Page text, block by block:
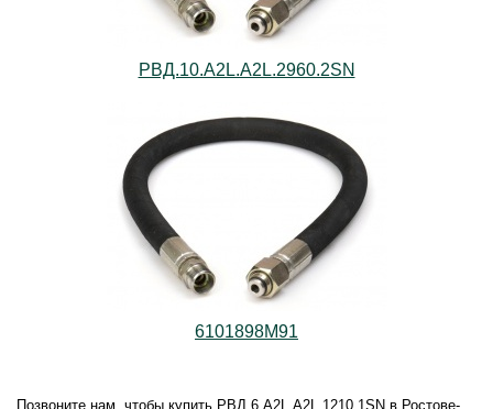
РВД.10.А2L.А2L.2960.2SN
6101898М91
Позвоните нам, чтобы купить РВД.6.А2L.А2L.1210.1SN в Ростове-